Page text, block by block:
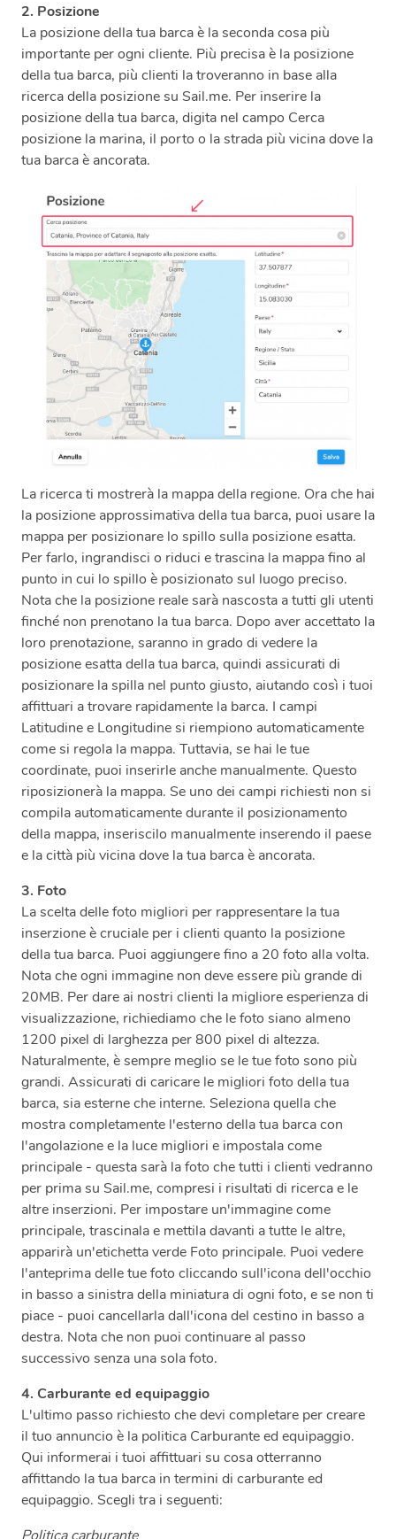
2. Posizione
La posizione della tua barca è la seconda cosa più
importante per ogni cliente. Più precisa è la posizione
della tua barca, più clienti la troveranno in base alla
ricerca della posizione su Sail.me. Per inserire la
posizione della tua barca, digita nel campo Cerca
posizione la marina, il porto o la strada più vicina dove la
tua barca è ancorata.
La ricerca ti mostrerà la mappa della regione. Ora che hai
la posizione approssimativa della tua barca, puoi usare la
mappa per posizionare lo spillo sulla posizione esatta.
Per farlo, ingrandisci o riduci e trascina la mappa fino al
punto in cui lo spillo è posizionato sul luogo preciso.
Nota che la posizione reale sarà nascosta a tutti gli utenti
finché non prenotano la tua barca. Dopo aver accettato la
loro prenotazione, saranno in grado di vedere la
posizione esatta della tua barca, quindi assicurati di
posizionare la spilla nel punto giusto, aiutando così i tuoi
affittuari a trovare rapidamente la barca. I campi
Latitudine e Longitudine si riempiono automaticamente
come si regola la mappa. Tuttavia, se hai le tue
coordinate, puoi inserirle anche manualmente. Questo
riposizionerà la mappa. Se uno dei campi richiesti non si
compila automaticamente durante il posizionamento
della mappa, inseriscilo manualmente inserendo il paese
e la città più vicina dove la tua barca è ancorata.
3. Foto
La scelta delle foto migliori per rappresentare la tua
inserzione è cruciale per i clienti quanto la posizione
della tua barca. Puoi aggiungere fino a 20 foto alla volta.
Nota che ogni immagine non deve essere più grande di
20MB. Per dare ai nostri clienti la migliore esperienza di
visualizzazione, richiediamo che le foto siano almeno
1200 pixel di larghezza per 800 pixel di altezza.
Naturalmente, è sempre meglio se le tue foto sono più
grandi. Assicurati di caricare le migliori foto della tua
barca, sia esterne che interne. Seleziona quella che
mostra completamente l'esterno della tua barca con
l'angolazione e la luce migliori e impostala come
principale - questa sarà la foto che tutti i clienti vedranno
per prima su Sail.me, compresi i risultati di ricerca e le
altre inserzioni. Per impostare un'immagine come
principale, trascinala e mettila davanti a tutte le altre,
apparirà un'etichetta verde Foto principale. Puoi vedere
l'anteprima delle tue foto cliccando sull'icona dell'occhio
in basso a sinistra della miniatura di ogni foto, e se non ti
piace - puoi cancellarla dall'icona del cestino in basso a
destra. Nota che non puoi continuare al passo
successivo senza una sola foto.
4. Carburante ed equipaggio
L'ultimo passo richiesto che devi completare per creare
il tuo annuncio è la politica Carburante ed equipaggio.
Qui informerai i tuoi affittuari su cosa otterranno
affittando la tua barca in termini di carburante ed
equipaggio. Scegli tra i seguenti: